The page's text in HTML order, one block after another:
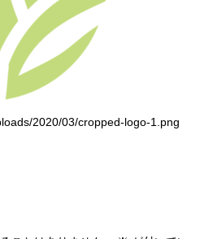
2020/03/cropped-logo-1.png